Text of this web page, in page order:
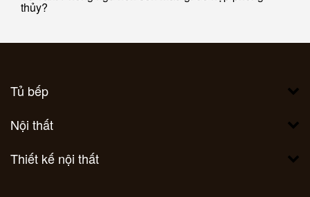
thủy?
Tủ bếp
Nội thất
Thiết kế nội thất